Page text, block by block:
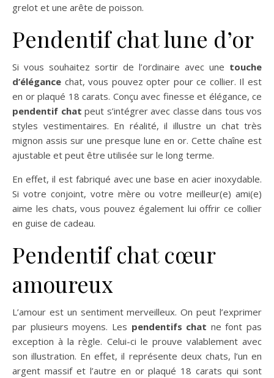
grelot et une arête de poisson.
Pendentif chat lune d’or
Si vous souhaitez sortir de l’ordinaire avec une touche
d’élégance chat, vous pouvez opter pour ce collier. Il est
en or plaqué 18 carats. Conçu avec finesse et élégance, ce
pendentif chat peut s’intégrer avec classe dans tous vos
styles vestimentaires. En réalité, il illustre un chat très
mignon assis sur une presque lune en or. Cette chaîne est
ajustable et peut être utilisée sur le long terme.
En effet, il est fabriqué avec une base en acier inoxydable.
Si votre conjoint, votre mère ou votre meilleur(e) ami(e)
aime les chats, vous pouvez également lui offrir ce collier
en guise de cadeau.
Pendentif chat cœur
amoureux
L’amour est un sentiment merveilleux. On peut l’exprimer
par plusieurs moyens. Les pendentifs chat ne font pas
exception à la règle. Celui-ci le prouve valablement avec
son illustration. En effet, il représente deux chats, l’un en
argent massif et l’autre en or plaqué 18 carats qui sont